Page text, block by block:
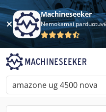
Machineseeker
Nemokamai